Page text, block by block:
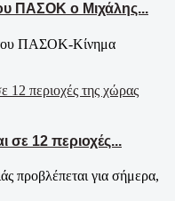
ΠΑΣΟΚ ο Μιχάλης...
του ΠΑΣΟΚ-Κίνημα
σε 12 περιοχές...
προβλέπεται για σήμερα,